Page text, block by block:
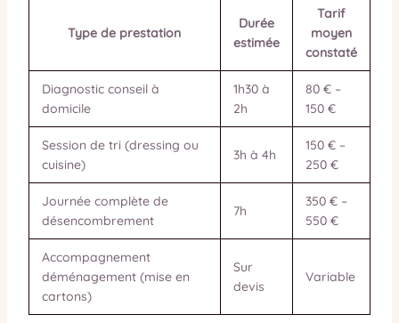
Type de prestation
Durée
estimée
Tarif
moyen
constaté
Diagnostic conseil à
domicile
1h30 à
2h
80 € –
150 €
Session de tri (dressing ou
cuisine)
3h à 4h
150 € –
250 €
Journée complète de
désencombrement
7h
350 € –
550 €
Accompagnement
déménagement (mise en
cartons)
Sur
devis
Variable